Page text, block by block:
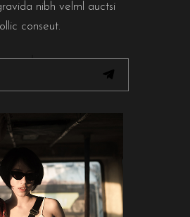
nibh velml auctsi
conseut.
INSTAGRAM